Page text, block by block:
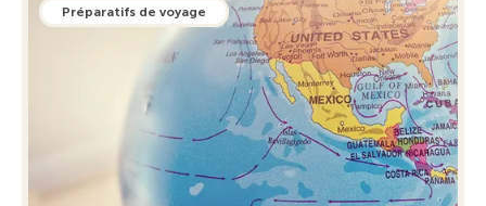
Préparatifs de voyage